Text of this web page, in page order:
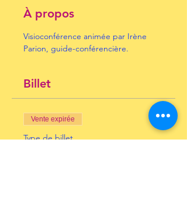
À propos
Visioconférence animée par Irène
Parion, guide-conférencière.
Billet
Vente expirée
Type de billet